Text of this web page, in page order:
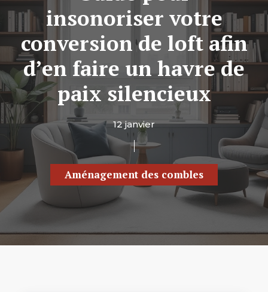
insonoriser votre
conversion de loft afin
d’en faire un havre de
paix silencieux
12 janvier
Aménagement des combles